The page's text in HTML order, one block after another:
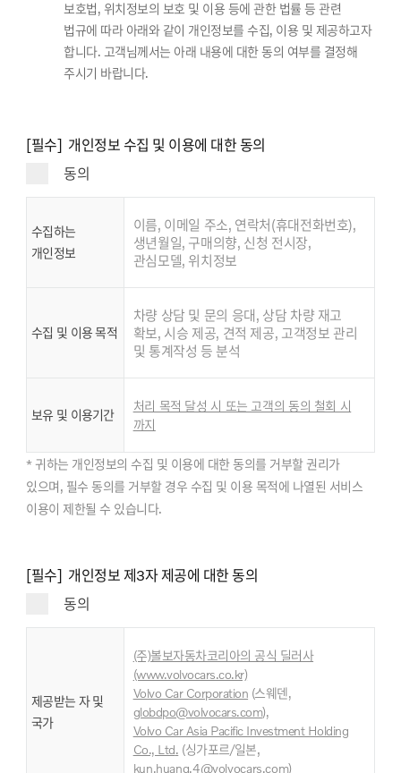
보호법, 위치정보의 보호 및 이용 등에 관한 법률 등 관련
법규에 따라 아래와 같이 개인정보를 수집, 이용 및 제공하고자
합니다. 고객님께서는 아래 내용에 대한 동의 여부를 결정해
주시기 바랍니다.
[필수] 개인정보 수집 및 이용에 대한 동의
동의
수집하는
개인정보
이름, 이메일 주소, 연락처(휴대전화번호),
생년월일, 구매의향, 신청 전시장,
관심모델, 위치정보
수집 및 이용 목적
차량 상담 및 문의 응대, 상담 차량 재고
확보, 시승 제공, 견적 제공, 고객정보 관리
및 통계작성 등 분석
보유 및 이용기간
처리 목적 달성 시 또는 고객의 동의 철회 시
까지
* 귀하는 개인정보의 수집 및 이용에 대한 동의를 거부할 권리가
있으며, 필수 동의를 거부할 경우 수집 및 이용 목적에 나열된 서비스
이용이 제한될 수 있습니다.
[필수] 개인정보 제3자 제공에 대한 동의
동의
제공받는 자 및
국가
(주)볼보자동차코리아의 공식 딜러사
(www.volvocars.co.kr)
Volvo Car Corporation (스웨덴,
globdpo@volvocars.com),
Volvo Car Asia Pacific Investment Holding
Co., Ltd. (싱가포르/일본,
kun.huang.4@volvocars.com)